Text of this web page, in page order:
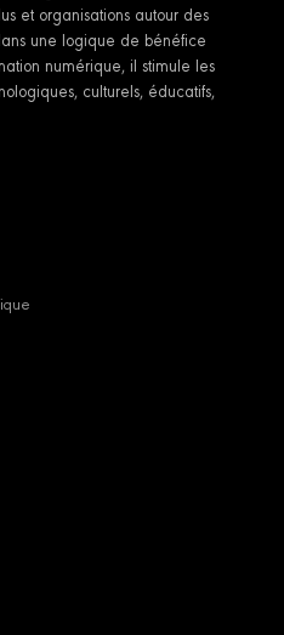
et organisations autour des
une logique de bénéfice
numérique, il stimule les
culturels, éducatifs,